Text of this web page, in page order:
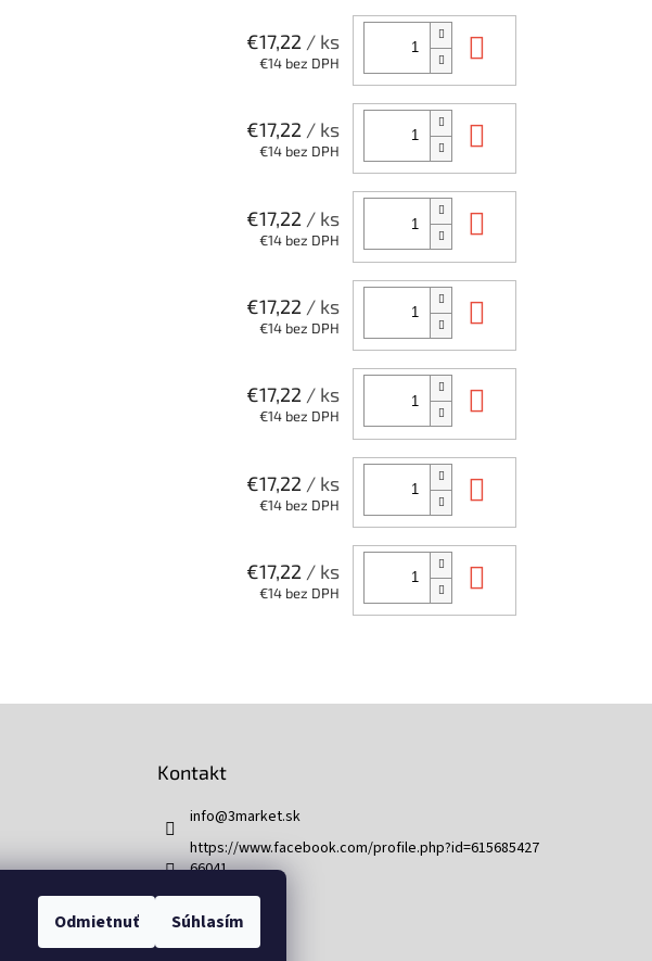
Odmietnuť Súhlasím
€17,22 / ks
€14 bez DPH
€17,22 / ks
€14 bez DPH
€17,22 / ks
€14 bez DPH
€17,22 / ks
€14 bez DPH
€17,22 / ks
€14 bez DPH
€17,22 / ks
€14 bez DPH
€17,22 / ks
€14 bez DPH
Kontakt
info@3market.sk
https://www.facebook.com/profile.php?id=615685427
66041
3market.sk